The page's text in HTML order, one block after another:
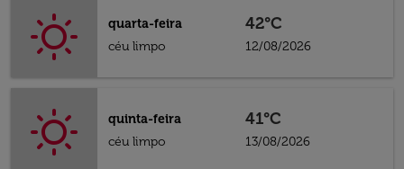
quarta-feira
céu limpo
42°C
12/08/2026
quinta-feira
céu limpo
41°C
13/08/2026